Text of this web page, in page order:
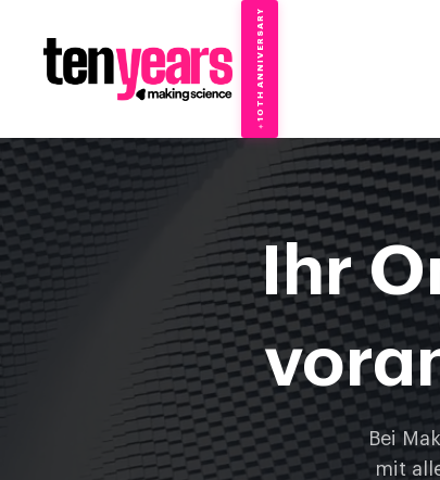
✦
10TH ANNIVERSARY
Ihr
Bei
mit